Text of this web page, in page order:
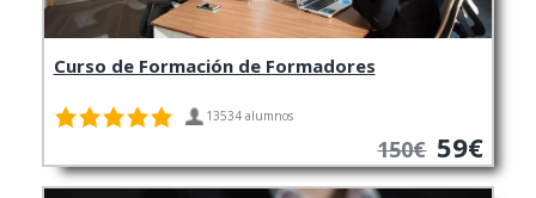
Curso de Formación de Formadores
13534 alumnos
150€ 59€